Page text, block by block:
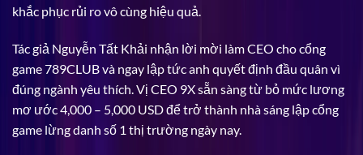
khắc phục rủi ro vô cùng hiệu quả.
Tác giả Nguyễn Tất Khải nhận lời mời làm CEO cho cổng
game 789CLUB và ngay lập tức anh quyết định đầu quân vì
đúng ngành yêu thích. Vị CEO 9X sẵn sàng từ bỏ mức lương
mơ ước 4,000 – 5,000 USD để trở thành nhà sáng lập cổng
game lừng danh số 1 thị trường ngày nay.